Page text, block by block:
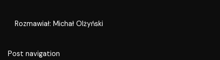
Rozmawiał: Michał Olżyński
Post navigation